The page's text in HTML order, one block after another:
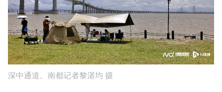
深中通道。南都记者黎湛均 摄